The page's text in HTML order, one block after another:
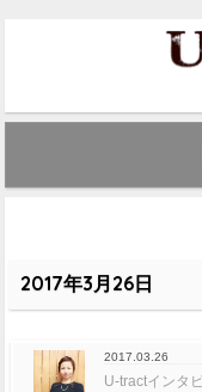
2017年3月26日
2017.03.26
U-tractインタ